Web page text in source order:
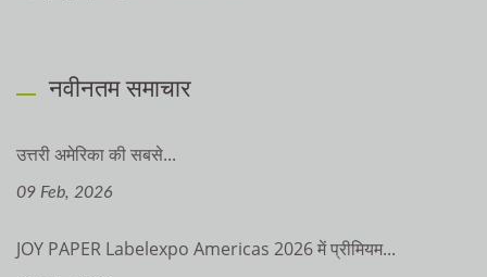
नवीनतम समाचार
उत्तरी अमेरिका की सबसे...
09 Feb, 2026
JOY PAPER Labelexpo Americas 2026 में प्रीमियम...